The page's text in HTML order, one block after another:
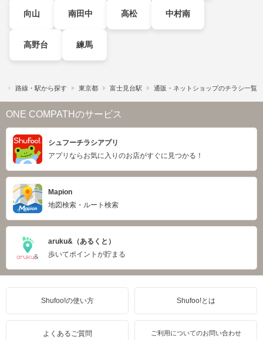
向山 南田中 高松 中村南
高野台 練馬
路線・駅から探す 東京都 富士見台駅 通販・ネットショップのチラシ一覧
ONE COMPATHのサービス
シュフーチラシアプリ
アプリならお気に入りのお店がすぐに見つかる！
Mapion
地図検索・ルート検索
aruku&（あるくと）
歩いてポイントが貯まる
Shufoo!の使い方 Shufoo!とは
よくあるご質問 ご利用についてのお問い合わせ